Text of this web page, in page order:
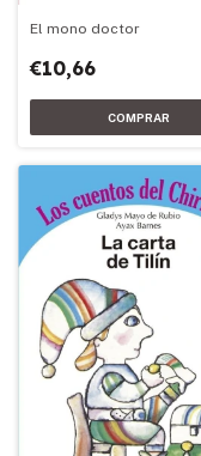
El mono doctor
€10,66